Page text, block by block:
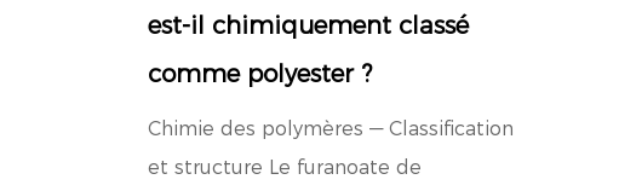
est-il chimiquement classé
comme polyester ?
Chimie des polymères — Classification
et structure Le furanoate de